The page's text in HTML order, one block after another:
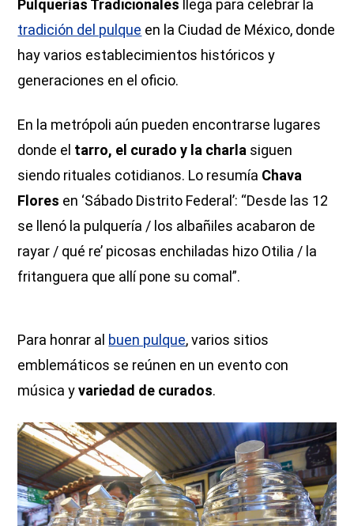
Pulquerías Tradicionales llega para celebrar la
tradición del pulque en la Ciudad de México, donde
hay varios establecimientos históricos y
generaciones en el oficio.
En la metrópoli aún pueden encontrarse lugares
donde el tarro, el curado y la charla siguen
siendo rituales cotidianos. Lo resumía Chava
Flores en ‘Sábado Distrito Federal’: “Desde las 12
se llenó la pulquería / los albañiles acabaron de
rayar / qué re’ picosas enchiladas hizo Otilia / la
fritanguera que allí pone su comal”.
Para honrar al buen pulque, varios sitios
emblemáticos se reúnen en un evento con
música yvariedad de curados.